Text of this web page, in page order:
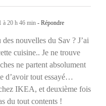
à 20 h 46 min - Répondre
nouvelles du Sav ? J’ai
cuisine.. Je ne trouve
ne partent absolument
d’avoir tout essayé…
IKEA, et deuxième fois
du tout contents !